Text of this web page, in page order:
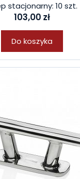
stacjonarny: 10 szt.
103,00 zł
Do koszyka